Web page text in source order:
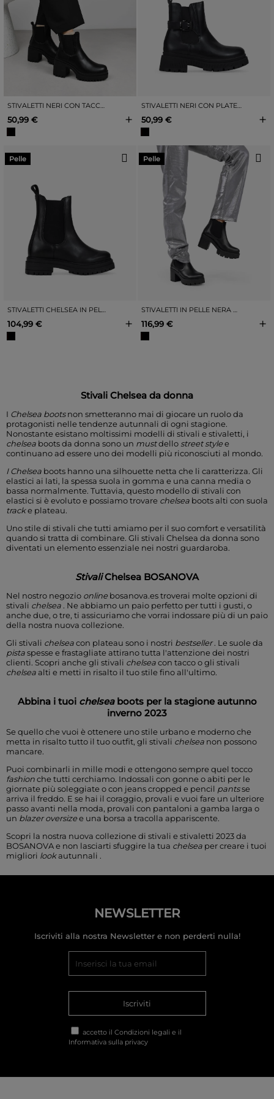
STIVALETTI NERI CON TACCO E PLATEAU
50,99 € +
STIVALETTI NERI CON PLATEAU, FIBBIA E CERNIERA
50,99 € +
Pelle
104,99 € +
Pelle
116,99 € +
Stivali Chelsea da donna
I Chelsea bootsnon smetteranno mai di giocare un ruolo da
protagonisti nelletendenzeautunnali di ogni stagione.
Nonostante esistano moltissimi modelli di stivali e stivaletti, i
chelsea bootsda donna sono un mustdello street stylee
continuano ad essere uno dei modelli più riconosciuti al mondo.
I Chelsea boots hanno una silhouette netta che li caratterizza. Gli
elastici ai lati, la spessa suola in gomma e una canna media o
bassa normalmente. Tuttavia, questo modello di stivali con
elastici si è evoluto e possiamo trovare chelsea boots alti con suola
tracke plateau.
Uno stile di stivali che tutti amiamo per il suo comfort e versatilità
quando si tratta di combinare. Gli stivali Chelsea da donna sono
diventati un elemento essenziale nei nostri guardaroba.
Stivali Chelsea BOSANOVA
Nel nostro negozio online bosanova.es troverai molte opzioni di
stivali chelsea . Ne abbiamo un paio perfetto per tutti i gusti, o
anche due, o tre, ti assicuriamo che vorrai indossare più di un paio
della nostra nuova collezione.
Gli stivali chelseacon plateau sono i nostri bestseller . Lesuoleda
pistaspesse e frastagliateattirano tutta l'attenzione dei nostri
clienti. Scopri anche gli stivali chelseacon tacco o gli stivali
chelseaalti e metti in risalto il tuo stile fino all'ultimo.
Abbina i tuoi chelseaboots per la stagione autunno
inverno 2023
Se quello che vuoi è ottenere uno stile urbano e moderno che
metta in risalto tutto il tuo outfit, gli stivali chelsea non possono
mancare.
Puoi combinarli in mille modi e ottengono sempre quel tocco
fashionche tutti cerchiamo. Indossali con gonne o abiti per le
giornate più soleggiate o con jeans cropped e pencil pantsse
arriva il freddo. E se hai il coraggio, provali e vuoi fare un ulteriore
passo avanti nella moda, provali con pantaloni a gamba larga o
un blazer oversizee una borsa a tracolla appariscente.
Scopri la nostra nuova collezione di stivali e stivaletti 2023 da
BOSANOVA e non lasciarti sfuggire la tua chelsea per creare i tuoi
migliori lookautunnali .
NEWSLETTER
Iscriviti alla nostra Newsletter e non perderti nulla!
Iscriviti
accetto il Condizioni legali e il
Informativa sulla privacy